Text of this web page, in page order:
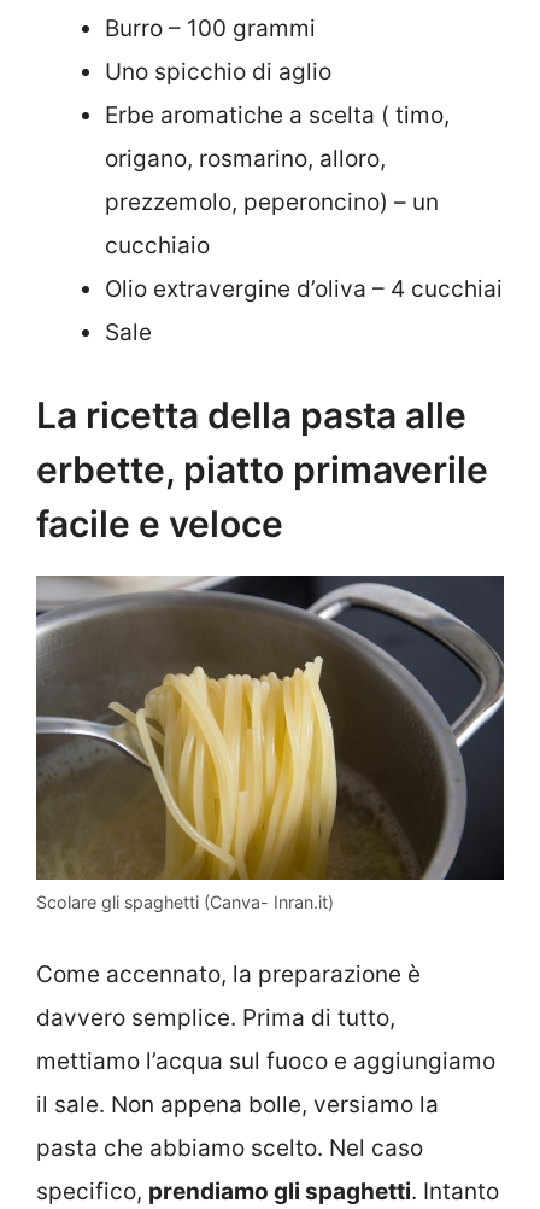
Burro – 100 grammi
Uno spicchio di aglio
Erbe aromatiche a scelta ( timo,
origano, rosmarino, alloro,
prezzemolo, peperoncino) – un
cucchiaio
Olio extravergine d’oliva – 4 cucchiai
Sale
La ricetta della pasta alle
erbette, piatto primaverile
facile e veloce
Scolare gli spaghetti (Canva- Inran.it)
Come accennato, la preparazione è
davvero semplice. Prima di tutto,
mettiamo l’acqua sul fuoco e aggiungiamo
il sale. Non appena bolle, versiamo la
pasta che abbiamo scelto. Nel caso
specifico, prendiamo gli spaghetti. Intanto